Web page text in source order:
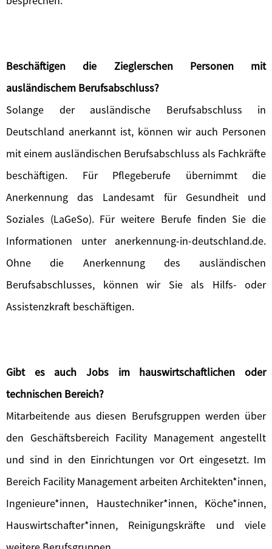
Beschäftigen die Zieglerschen Personen mit
ausländischem Berufsabschluss?
Solange der ausländische Berufsabschluss in
Deutschland anerkannt ist, können wir auch Personen
mit einem ausländischen Berufsabschluss als Fachkräfte
beschäftigen. Für Pflegeberufe übernimmt die
Anerkennung das Landesamt für Gesundheit und
Soziales (LaGeSo). Für weitere Berufe finden Sie die
Informationen unter anerkennung-in-deutschland.de.
Ohne die Anerkennung des ausländischen
Berufsabschlusses, können wir Sie als Hilfs- oder
Assistenzkraft beschäftigen.
Gibt es auch Jobs im hauswirtschaftlichen oder
technischen Bereich?
Mitarbeitende aus diesen Berufsgruppen werden über
den Geschäftsbereich Facility Management angestellt
und sind in den Einrichtungen vor Ort eingesetzt. Im
Bereich Facility Management arbeiten Architekten*innen,
Ingenieure*innen, Haustechniker*innen, Köche*innen,
Hauswirtschafter*innen, Reinigungskräfte und viele